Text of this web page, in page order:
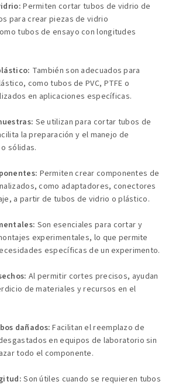
Permiten cortar tubos de vidrio de
para crear piezas de vidrio
tubos de ensayo con longitudes
También son adecuados para
como tubos de PVC, PTFE o
en aplicaciones específicas.
Se utilizan para cortar tubos de
la preparación y el manejo de
sólidas.
Permiten crear componentes de
como adaptadores, conectores
a partir de tubos de vidrio o plástico.
Son esenciales para cortar y
experimentales, lo que permite
específicas de un experimento.
Al permitir cortes precisos, ayudan
de materiales y recursos en el
dañados: Facilitan el reemplazo de
en equipos de laboratorio sin
todo el componente.
Son útiles cuando se requieren tubos